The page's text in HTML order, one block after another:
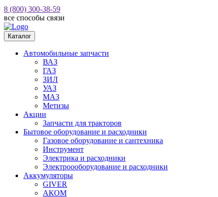
8 (800) 300-38-59
все способы связи
Каталог
Автомобильные запчасти
ВАЗ
ГАЗ
ЗИЛ
УАЗ
МАЗ
Метизы
Акции
Запчасти для тракторов
Бытовое оборудование и расходники
Газовое оборудование и сантехника
Инструмент
Электрика и расходники
Электроооборудование и расходники
Аккумуляторы
GIVER
АКОМ